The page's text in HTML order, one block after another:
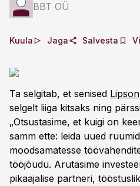
BBT OÜ
Kuula Jaga Salvesta
Ta selgitab, et senised
selgelt liiga kitsaks ning
„Otsustasime, et kuigi on
samm ette: leida uued
moodsamatesse
tööjõudu. Arutasime
pikaajalise partneri,